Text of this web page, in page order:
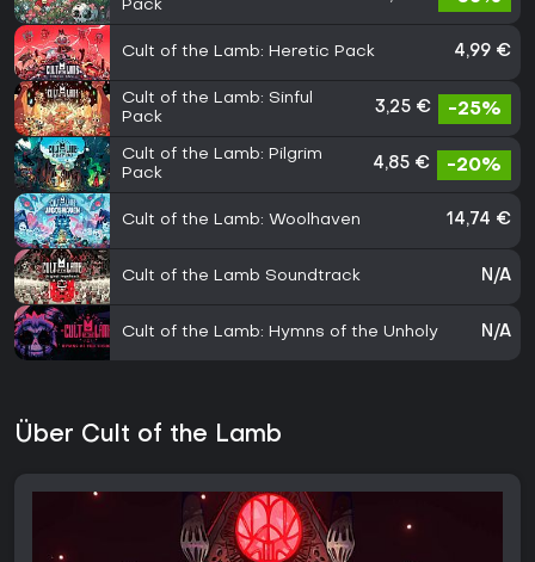
Pack
Cult of the Lamb: Heretic Pack 4,99 €
Cult of the Lamb: Sinful
Pack
3,25 € -25%
Cult of the Lamb: Pilgrim
Pack
4,85 € -20%
Cult of the Lamb: Woolhaven 14,74 €
Cult of the Lamb Soundtrack N/A
Cult of the Lamb: Hymns of the Unholy N/A
Über Cult of the Lamb